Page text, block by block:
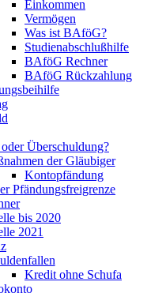
Einkommen
Vermögen
Was ist BAföG?
Studienabschlußhilfe
BAföG Rechner
BAföG Rückzahlung
Überschuldung?
der Gläubiger
Kontopfändung
Pfändungsfreigrenze
bis 2020
2021
Kredit ohne Schufa